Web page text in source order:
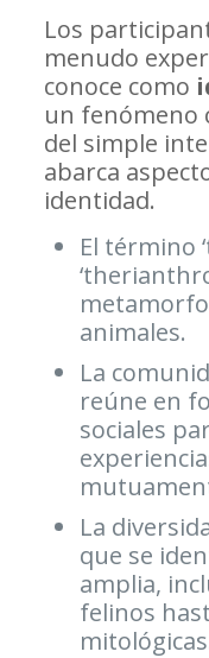
Los
menudo
conoce como
un fenómeno
del simple
abarca
identidad.
El término
animales.
La
reúne en
sociales
La
que se
amplia,
felinos